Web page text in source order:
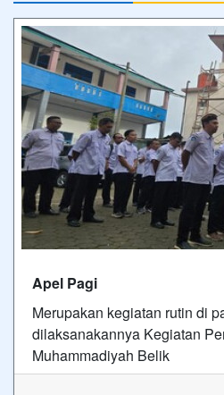
Apel Pagi
Merupakan kegiatan rutin di
dilaksanakannya Kegiatan
Muhammadiyah Belik